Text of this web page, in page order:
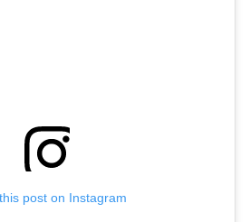
post on Instagram